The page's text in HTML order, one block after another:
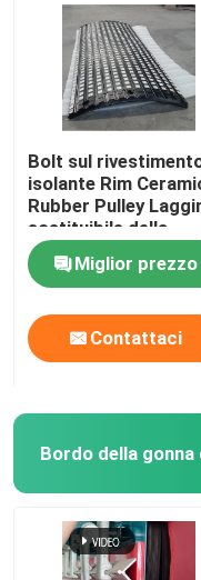
Bolt sul
isolante Rim
Rubber Pulley
sostituibile della
puleggia del
trasportatore
Miglior prezzo
Contattaci
Bordo della